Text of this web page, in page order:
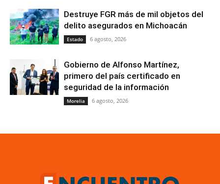
Destruye FGR más de mil objetos del
delito asegurados en Michoacán
Estado 6 agosto, 2026
Gobierno de Alfonso Martínez,
primero del país certificado en
seguridad de la información
Morelia 6 agosto, 2026